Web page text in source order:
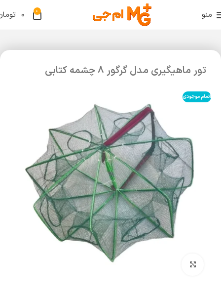
منو 0
0
تور ماهیگیری مدل گرگور 8 چشمه کتابی
اتمام موجودی